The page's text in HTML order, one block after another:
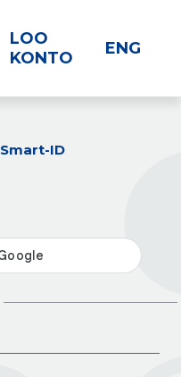
LOO
KONTO
ENG
Smart-ID